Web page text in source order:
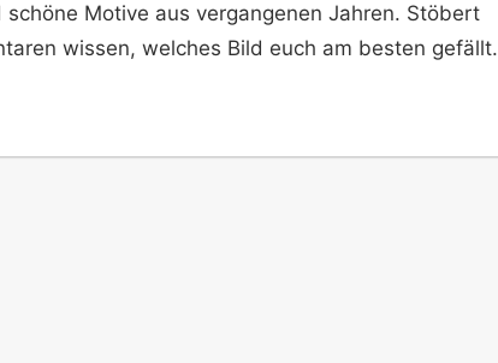
Motive aus vergangenen Jahren. Stöbert
wissen, welches Bild euch am besten gefällt.